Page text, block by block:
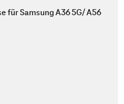
für Samsung A36 5G/ A56